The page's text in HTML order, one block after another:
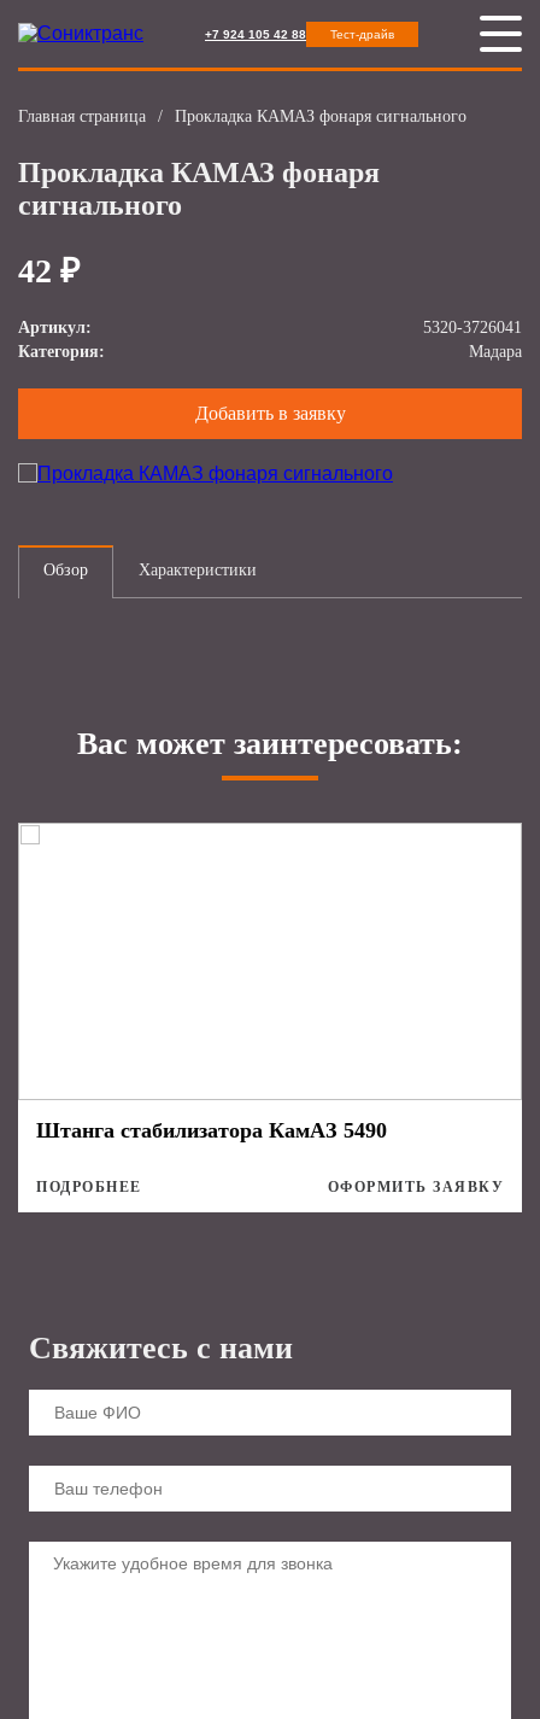
+7 924 105 42 88 Тест-драйв
Главная страница / Прокладка КАМАЗ фонаря сигнального
Прокладка КАМАЗ фонаря
сигнального
42 ₽
Артикул:
5320-3726041
Категория:
Мадара
Добавить в заявку
Обзор Характеристики
Вас может заинтересовать:
Штанга стабилизатора КамАЗ 5490
ПОДРОБНЕЕ ОФОРМИТЬ ЗАЯВКУ
Свяжитесь с нами